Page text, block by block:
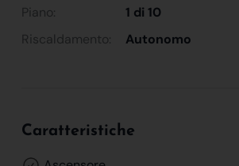
Piano:
1 di 10
Riscaldamento:
Autonomo
Caratteristiche